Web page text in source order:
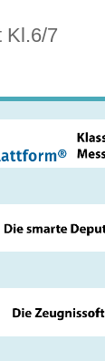
Kl.6/7